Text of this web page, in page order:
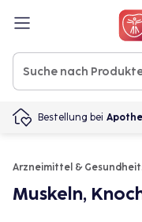
Bestellung bei
Arzneimittel &
Muskeln,